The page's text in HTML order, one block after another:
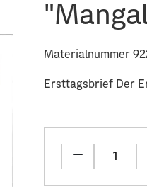
Materialnummer
Ersttagsbrief Der